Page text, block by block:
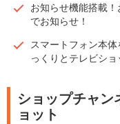
お知らせ機能搭載
でお知らせ！
スマートフォン本
っくりとテレビシ
ショップチャン
ョット